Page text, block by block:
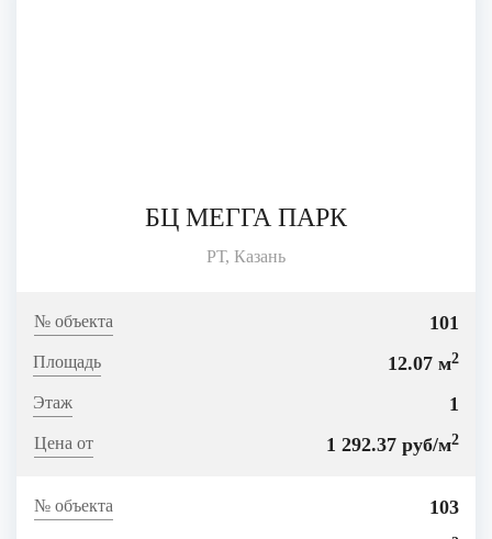
БЦ МЕГГА ПАРК
РТ, Казань
101
12.07 м2
1
1 292.37 руб/м2
103